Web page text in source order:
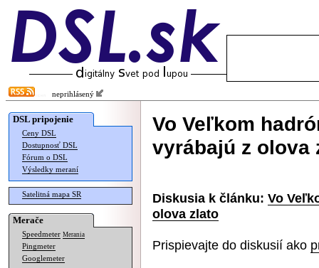
neprihlásený
DSL pripojenie
Ceny DSL
Dostupnosť DSL
Fórum o DSL
Výsledky meraní
Satelitná mapa SR
Merače
Speedmeter Merania
Pingmeter
Googlemeter
Vo Veľkom
vyrábajú z olova
Diskusia k článku: Vo
olova zlato
Prispievajte do diskusií ako